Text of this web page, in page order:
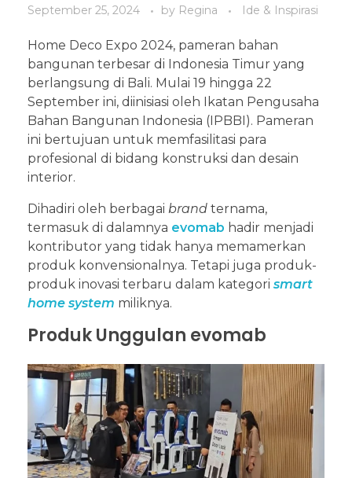
September 25, 2024 by Regina Ide & Inspirasi
Home Deco Expo 2024, pameran bahan
bangunan terbesar di Indonesia Timur yang
berlangsung di Bali. Mulai 19 hingga 22
September ini, diinisiasi oleh Ikatan Pengusaha
Bahan Bangunan Indonesia (IPBBI). Pameran
ini bertujuan untuk memfasilitasi para
profesional di bidang konstruksi dan desain
interior.
Dihadiri oleh berbagai brand ternama,
termasuk di dalamnya evomab hadir menjadi
kontributor yang tidak hanya memamerkan
produk konvensionalnya. Tetapi juga produk-
produk inovasi terbaru dalam kategori smart
home system miliknya.
Produk Unggulan evomab